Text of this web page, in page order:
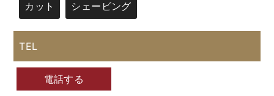
カット シェービング
TEL
電話する